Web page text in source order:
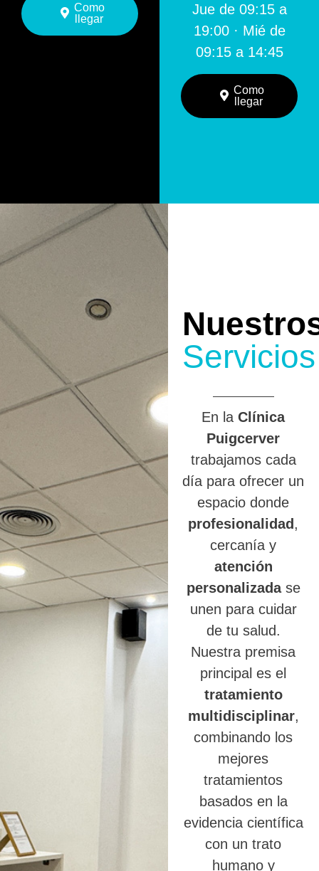
Como
llegar
Jue de 09:15 a
19:00 · Mié de
09:15 a 14:45
Como
llegar
Servicios
En laClínica
Puigcerver
trabajamos cada
día para ofrecer un
espacio donde
profesionalidad ,
cercanía y
atención
personalizadase
unen para cuidar
de tu salud.
Nuestra premisa
principal es el
tratamiento
multidisciplinar,
combinando los
mejores
tratamientos
basados en la
evidencia científica
con un trato
humano y